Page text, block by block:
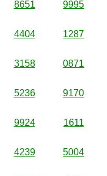
8651 9995
4404 1287
3158 0871
5236 9170
9924 1611
4239 5004